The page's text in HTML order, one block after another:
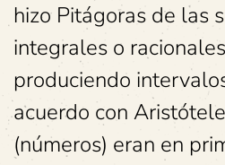
hizo Pitágoras de las
integrales o
produciendo
acuerdo con
(números) eran en